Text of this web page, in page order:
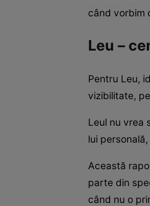
când vorbim
Leu –
Pentru Leu,
vizibilitate,
Leul nu vrea
lui
Această
parte din
când nu o